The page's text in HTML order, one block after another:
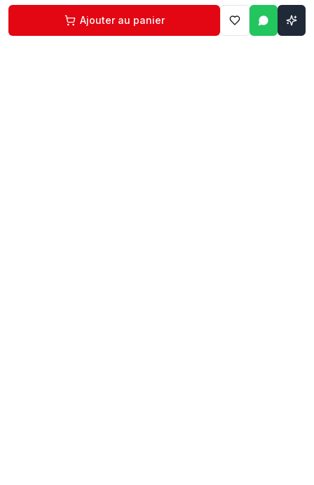
Ajouter au panier